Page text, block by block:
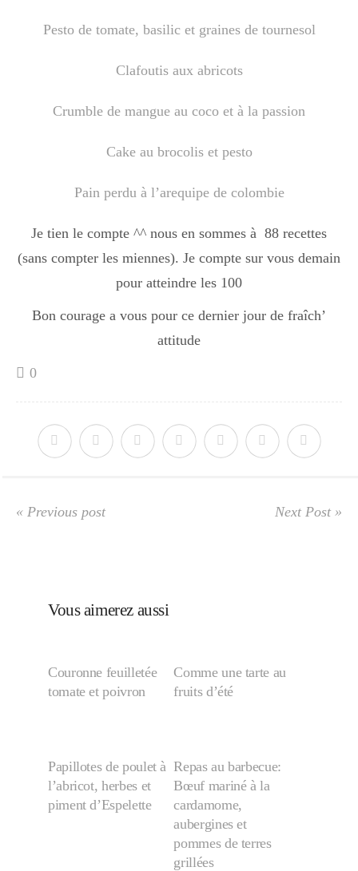
Resto
Tuto
Semaines Spéciales
cupcake
Halloween
Pesto de tomate, basilic et graines de tournesol
Clafoutis aux abricots
Crumble de mangue au coco et à la passion
Cake au brocolis et pesto
Pain perdu à l’arequipe de colombie
Je tien le compte ^^ nous en sommes à 88 recettes
(sans compter les miennes). Je compte sur vous demain
pour atteindre les 100
Bon courage a vous pour ce dernier jour de fraîch’
attitude
0
« Previous post Next Post »
Vous aimerez aussi
Couronne feuilletée
tomate et poivron
Comme une tarte au
fruits d’été
Papillotes de poulet à
l’abricot, herbes et
piment d’Espelette
Repas au barbecue:
Bœuf mariné à la
cardamome,
aubergines et
pommes de terres
grillées